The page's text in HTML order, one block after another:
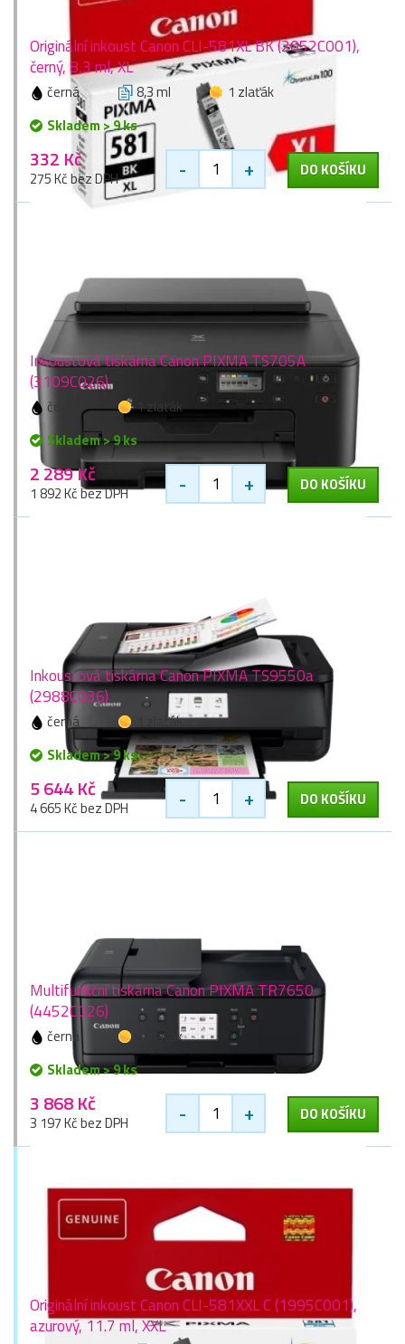
Originální inkoust Canon CLI-581XL BK (2052C001),
černý, 8,3 ml, XL
černá 8,3 ml
1 zlaťák
Skladem > 9 ks
332 Kč
275 Kč bez DPH - + DO KOŠÍKU
Inkoustová tiskárna Canon PIXMA TS705A
(3109C026)
černá
1 zlaťák
Skladem > 9 ks
2 289 Kč
1 892 Kč bez DPH - + DO KOŠÍKU
Inkoustová tiskárna Canon PIXMA TS9550a
(2988C036)
černá
1 zlaťák
Skladem > 9 ks
5 644 Kč
4 665 Kč bez DPH - + DO KOŠÍKU
Multifunkční tiskárna Canon PIXMA TR7650
(4452C026)
černá
1 zlaťák
Skladem > 9 ks
3 868 Kč
3 197 Kč bez DPH - + DO KOŠÍKU
Originální inkoust Canon CLI-581XXL C (1995C001),
azurový, 11.7 ml, XXL